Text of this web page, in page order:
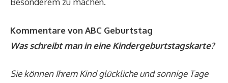
Kommentare von ABC Geburtstag
Was schreibt man in eine Kindergeburtstagskarte?
Sie können Ihrem Kind glückliche und sonnige Tage